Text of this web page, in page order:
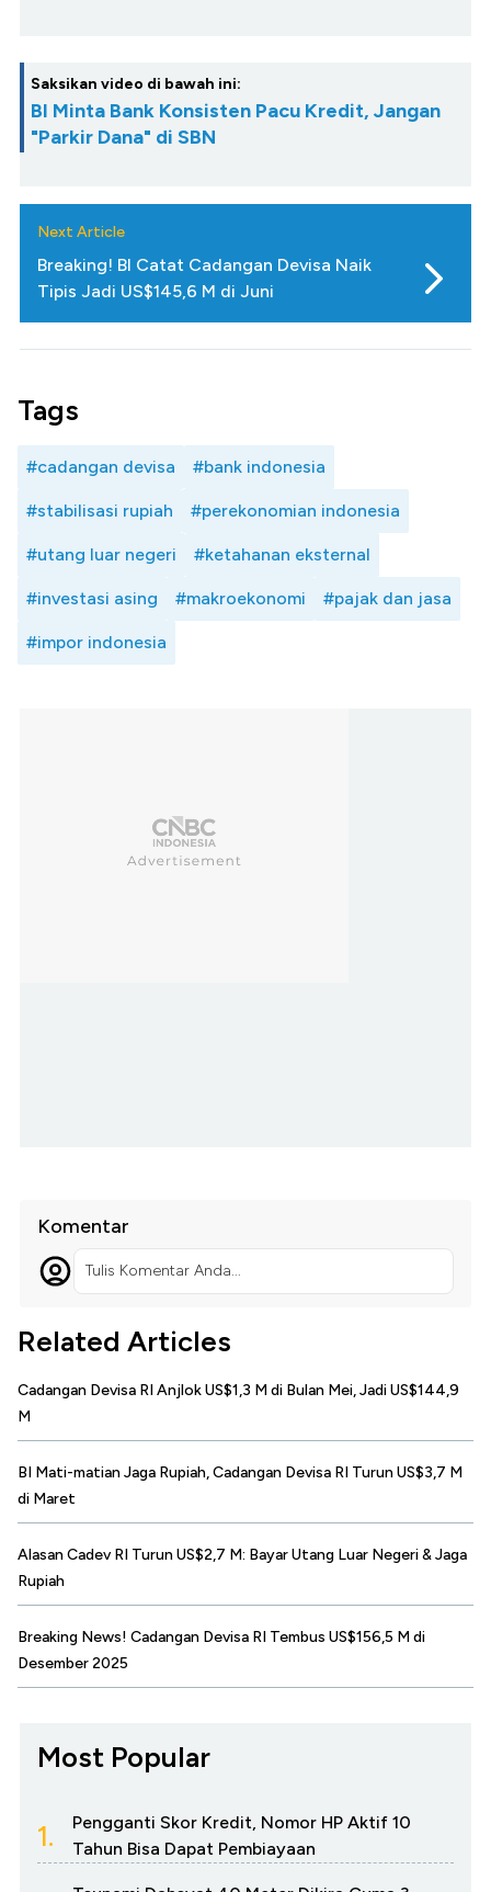
Saksikan video di bawah ini:
BI Minta Bank Konsisten Pacu Kredit, Jangan
"Parkir Dana" di SBN
Next Article
Breaking! BI Catat Cadangan Devisa Naik
Tipis Jadi US$145,6 M di Juni
Tags
#cadangan devisa #bank indonesia
#stabilisasi rupiah #perekonomian indonesia
#utang luar negeri #ketahanan eksternal
#investasi asing #makroekonomi #pajak dan jasa
#impor indonesia
Komentar
Tulis Komentar Anda...
Related Articles
Cadangan Devisa RI Anjlok US$1,3 M di Bulan Mei, Jadi US$144,9
M
BI Mati-matian Jaga Rupiah, Cadangan Devisa RI Turun US$3,7 M
di Maret
Alasan Cadev RI Turun US$2,7 M: Bayar Utang Luar Negeri & Jaga
Rupiah
Breaking News! Cadangan Devisa RI Tembus US$156,5 M di
Desember 2025
Most Popular
1.
Pengganti Skor Kredit, Nomor HP Aktif 10
Tahun Bisa Dapat Pembiayaan